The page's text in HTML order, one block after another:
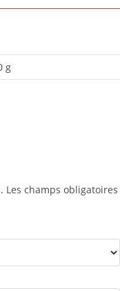
g
Les champs obligatoires